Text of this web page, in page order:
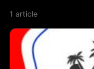
1 article